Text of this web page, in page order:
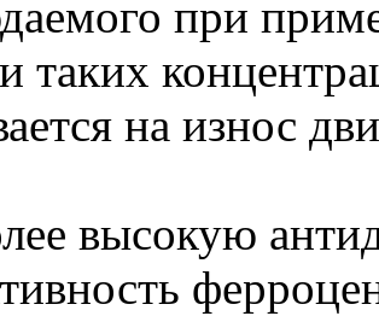
при
таких
на износ
высокую